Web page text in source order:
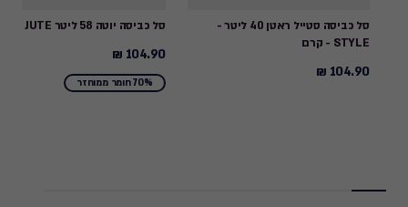
סל כביסה סטייל ראטן 40 ליטר -
STYLE - קרם
104.90
104.90 ₪
סל כביסה יוטה 58 ליטר JUTE - אפור
104.90
₪
104.90 ₪
70% חומר ממוחזר